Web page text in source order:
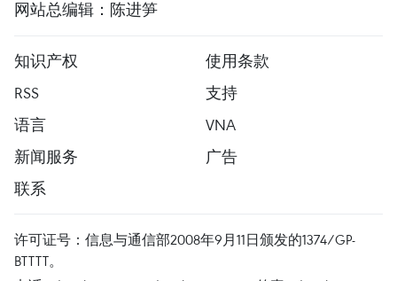
网站总编辑：陈进笋
知识产权
使用条款
RSS
支持
语言
VNA
新闻服务
广告
联系
许可证号：信息与通信部2008年9月11日颁发的1374/GP-
BTTTT。